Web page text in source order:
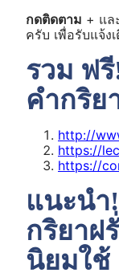
กดติดตาม + แล
ครับ เพื่อรับแจ้ง
รวม ฟรี
คำกริย
http://
https://
https://
แนะนำ
กริยาฝ
นิยมใช้